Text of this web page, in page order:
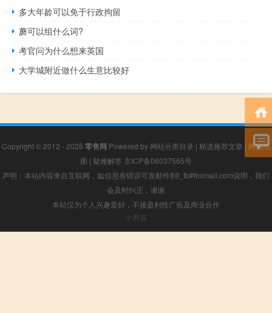
多大年龄可以免于行政拘留
蘑可以组什么词?
考官问为什么想来英国
大学城附近做什么生意比较好
Copyright © 2012 - 2026 零售网 Powered by 网站分类目录 | 精选推荐文章 | 网站地
图 | 疑难解答 京ICP备06037565号
声明：本站内容来自互联网，如信息有错误可发邮件到f_fb#foxmail.com说明，我们
会及时纠正，谢谢
本站仅为个人兴趣爱好，不接盈利性广告及商业合作
小男孩